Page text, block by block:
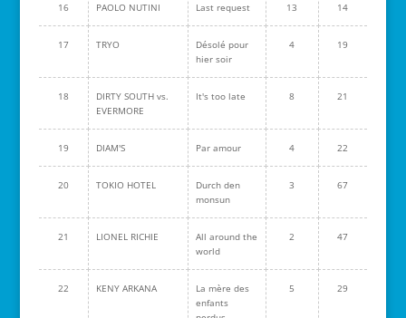
16 PAOLO NUTINI Last request 13 14
17 TRYO
Désolé pour
hier soir
4 19
18
DIRTY SOUTH vs.
EVERMORE
It's too late 8 21
19 DIAM'S Par amour 4 22
20 TOKIO HOTEL
Durch den
monsun
3 67
21 LIONEL RICHIE
All around the
world
2 47
22 KENY ARKANA
La mère des
enfants
5 29